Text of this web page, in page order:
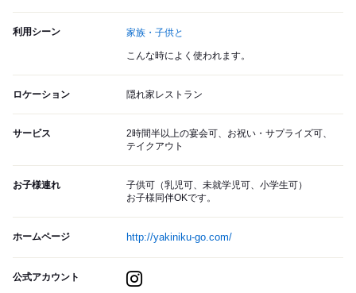
利用シーン 家族・子供と
こんな時によく使われます。
ロケーション 隠れ家レストラン
サービス
2時間半以上の宴会可、お祝い・サプライズ可、
テイクアウト
お子様連れ
子供可（乳児可、未就学児可、小学生可）
お子様同伴OKです。
ホームページ http://yakiniku-go.com/
公式アカウント